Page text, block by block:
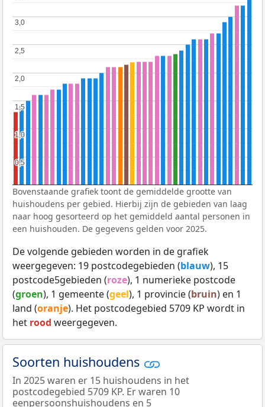
0,5
0,5
1,0
1,0
1,5
1,5
2,0
2,0
2,5
2,5
3,0
3,0
Bovenstaande grafiek toont de gemiddelde grootte van
huishoudens per gebied. Hierbij zijn de gebieden van laag
naar hoog gesorteerd op het gemiddeld aantal personen in
een huishouden. De gegevens gelden voor 2025.
De volgende gebieden worden in de grafiek
weergegeven: 19 postcodegebieden (blauw), 15
postcode5gebieden (roze), 1 numerieke postcode
(groen), 1 gemeente (geel), 1 provincie (bruin) en 1
land (oranje). Het postcodegebied 5709 KP wordt in
het rood weergegeven.
Soorten huishoudens
In 2025 waren er 15 huishoudens in het
postcodegebied 5709 KP. Er waren 10
eenpersoonshuishoudens en 5